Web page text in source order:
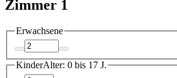
Zimmer 1
Erwachsene
KinderAlter: 0 bis 17 J.